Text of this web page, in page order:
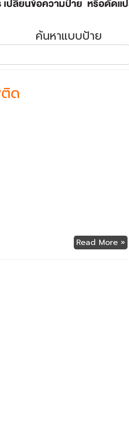
ค้นหาแบบป้าย
ด
Read More »